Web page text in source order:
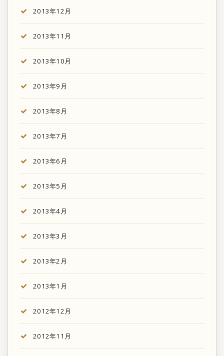
2013年12月
2013年11月
2013年10月
2013年9月
2013年8月
2013年7月
2013年6月
2013年5月
2013年4月
2013年3月
2013年2月
2013年1月
2012年12月
2012年11月